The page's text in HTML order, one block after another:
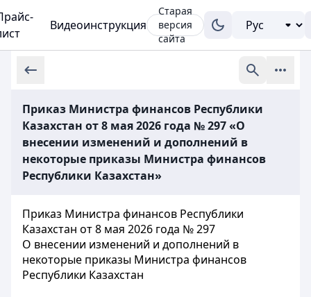
Видеоинструкция
Старая
версия
сайта
Приказ Министра финансов Республики
Казахстан от 8 мая 2026 года № 297 «О
внесении изменений и дополнений в
некоторые приказы Министра финансов
Республики Казахстан»
Приказ Министра финансов Республики
Казахстан от 8 мая 2026 года № 297
О внесении изменений и дополнений в
некоторые приказы Министра финансов
Республики Казахстан